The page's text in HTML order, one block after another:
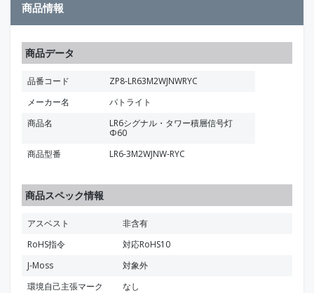
商品情報
商品データ
品番コード
ZP8-LR63M2WJNWRYC
メーカー名
パトライト
商品名
LR6シグナル・タワー積層信号灯
Φ60
商品型番
LR6-3M2WJNW-RYC
商品スペック情報
アスベスト
非含有
RoHS指令
対応RoHS10
J-Moss
対象外
環境自己主張マーク
なし